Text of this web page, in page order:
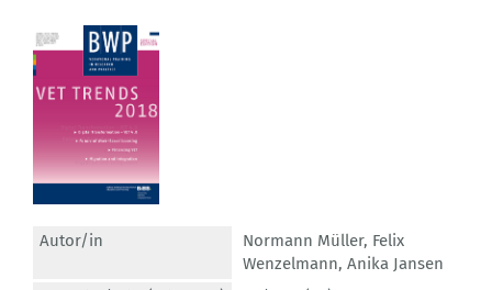
Autor/in Normann Müller, Felix
Wenzelmann, Anika Jansen